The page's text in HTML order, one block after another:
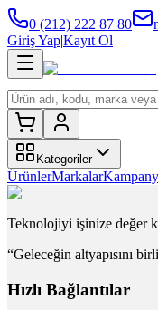
0 (212) 222 87 80
Giriş Yap|Kayıt Ol
Kategoriler
ÜrünlerMarkalar
Teknolojiyi işinize değer
“Geleceğin altyapısını
Hızlı Bağlantılar